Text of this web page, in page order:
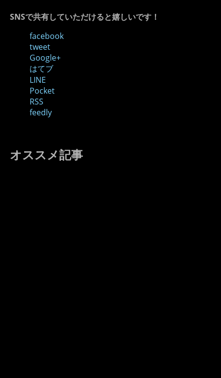
SNSで共有していただけると嬉しいです！
facebook
tweet
Google+
はてブ
LINE
Pocket
RSS
feedly
オススメ記事